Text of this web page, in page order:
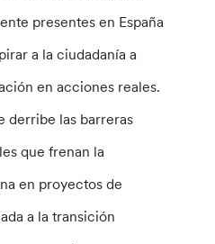
presentes en España
a la ciudadanía a
en acciones reales.
derribe las barreras
que frenan la
en proyectos de
a la transición